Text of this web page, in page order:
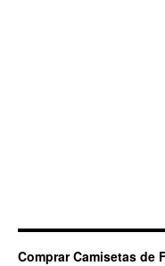
Comprar Camisetas de